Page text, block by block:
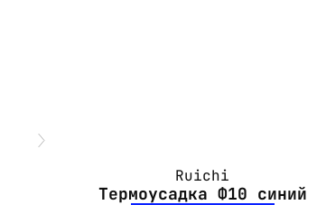
Ruichi
Термоусадка Ф10 синий